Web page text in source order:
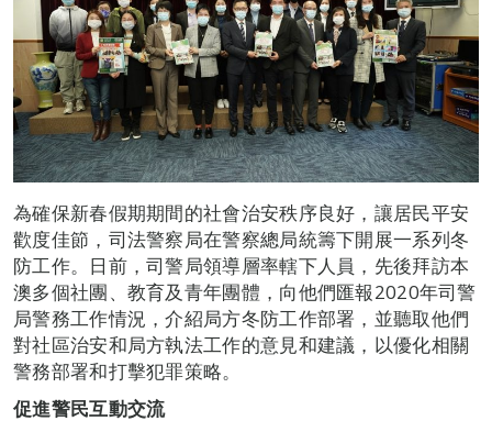
為確保新春假期期間的社會治安秩序良好，讓居民平安
歡度佳節，司法警察局在警察總局統籌下開展一系列冬
防工作。日前，司警局領導層率轄下人員，先後拜訪本
澳多個社團、教育及青年團體，向他們匯報2020年司警
局警務工作情況，介紹局方冬防工作部署，並聽取他們
對社區治安和局方執法工作的意見和建議，以優化相關
警務部署和打擊犯罪策略。
促進警民互動交流